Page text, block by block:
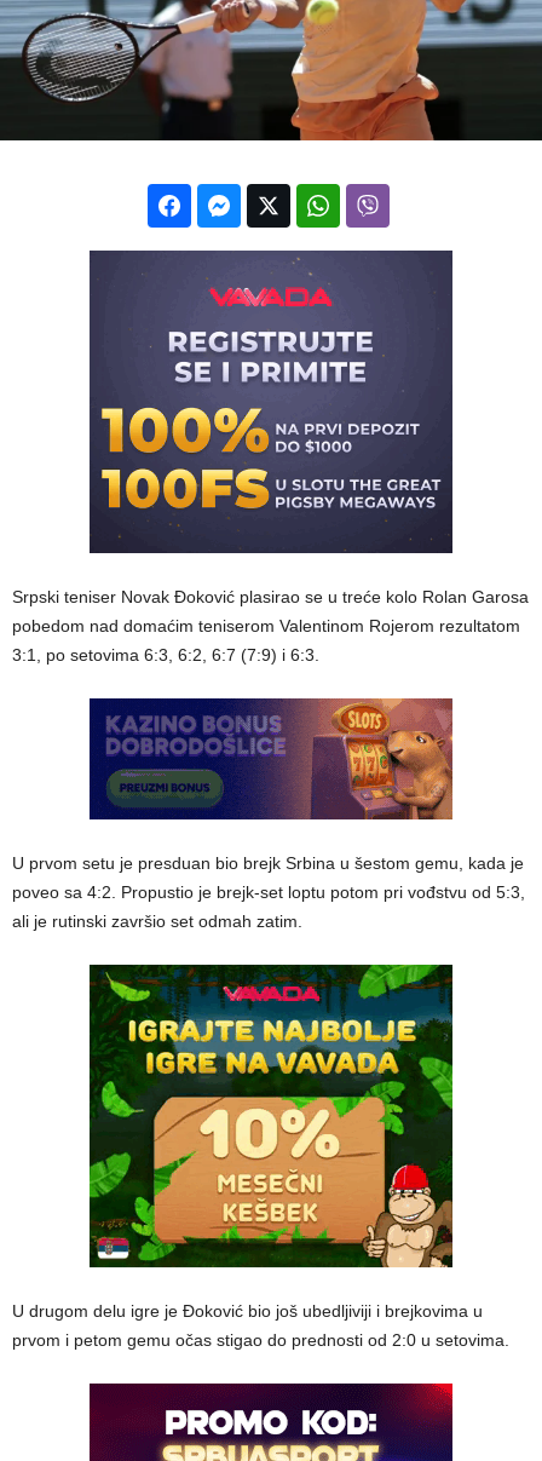
Srpski teniser Novak Đoković plasirao se u treće kolo Rolan Garosa
pobedom nad domaćim teniserom Valentinom Rojerom rezultatom
3:1, po setovima 6:3, 6:2, 6:7 (7:9) i 6:3.
U prvom setu je presduan bio brejk Srbina u šestom gemu, kada je
poveo sa 4:2. Propustio je brejk-set loptu potom pri vođstvu od 5:3,
ali je rutinski završio set odmah zatim.
U drugom delu igre je Đoković bio još ubedljiviji i brejkovima u
prvom i petom gemu očas stigao do prednosti od 2:0 u setovima.